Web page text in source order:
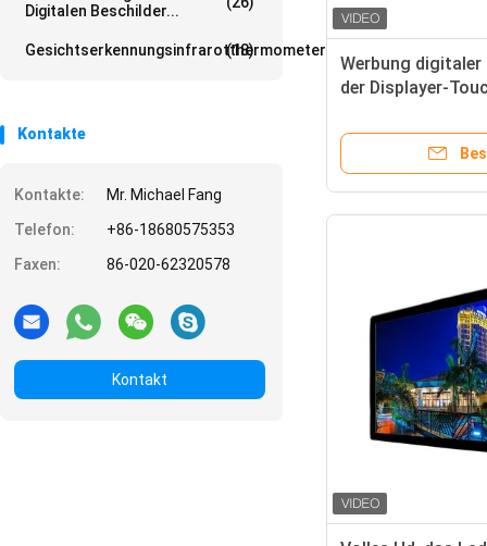
Digitalen Beschilder...
Gesichtserkennungsinfrarotthermometer
(18)
Kontakte
Kontakte:
Mr. Michael Fang
Telefon:
+86-18680575353
Faxen:
86-020-62320578
Kontakt
Werbung digitaler
der Displayer-